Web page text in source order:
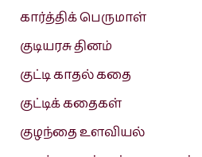
கார்த்திக் பெருமாள்
குடியரசு தினம்
குட்டி காதல் கதை
குட்டிக் கதைகள்
குழந்தை உளவியல்